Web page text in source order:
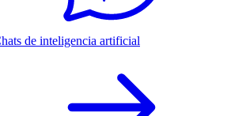
de inteligencia artificial